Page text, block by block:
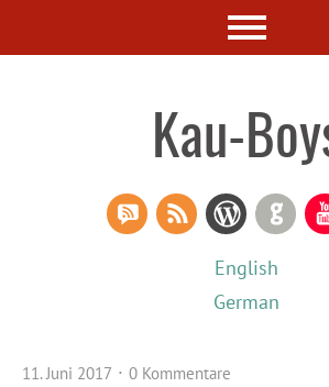
Kau-
RSS Feed
RSS Comments
English
German
11. Juni 2017 0 Kommentare